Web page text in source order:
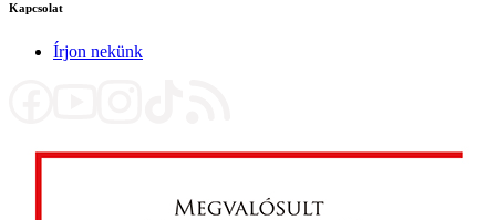
Kapcsolat
Írjon nekünk